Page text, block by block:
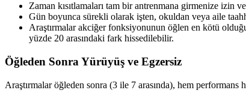
Zaman kısıtlamaları tam bir antrenmana girmenize
Gün boyunca sürekli olarak işten, okuldan veya aile
Araştırmalar akciğer fonksiyonunun öğlen en kötü
yüzde 20 arasındaki fark hissedilebilir.
Öğleden Sonra Yürüyüş ve Egzersiz
Araştırmalar öğleden sonra (3 ile 7 arasında), hem